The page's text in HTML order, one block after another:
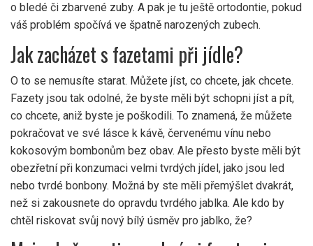
o bledé či zbarvené zuby. A pak je tu ještě ortodontie, pokud
váš problém spočívá ve špatně narozených zubech.
Jak zacházet s fazetami při jídle?
O to se nemusíte starat. Můžete jíst, co chcete, jak chcete.
Fazety jsou tak odolné, že byste měli být schopni jíst a pít,
co chcete, aniž byste je poškodili. To znamená, že můžete
pokračovat ve své lásce k kávě, červenému vínu nebo
kokosovým bombonům bez obav. Ale přesto byste měli být
obezřetní při konzumaci velmi tvrdých jídel, jako jsou led
nebo tvrdé bonbony. Možná by ste měli přemýšlet dvakrát,
než si zakousnete do opravdu tvrdého jablka. Ale kdo by
chtěl riskovat svůj nový bílý úsměv pro jablko, že?